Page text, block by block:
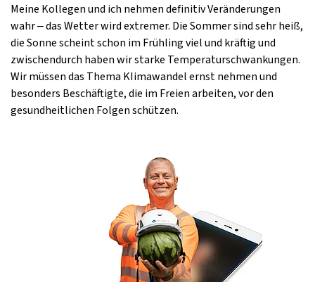
Meine Kollegen und ich nehmen definitiv Veränderungen
wahr – das Wetter wird extremer. Die Sommer sind sehr heiß,
die Sonne scheint schon im Frühling viel und kräftig und
zwischendurch haben wir starke Temperaturschwankungen.
Wir müssen das Thema KIimawandel ernst nehmen und
besonders Beschäftigte, die im Freien arbeiten, vor den
gesundheitlichen Folgen schützen.